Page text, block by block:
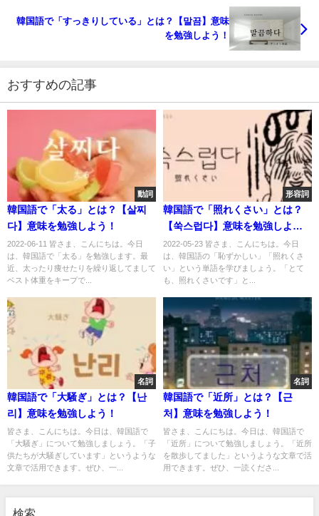
韓国語で「すっきりしている」とは？【말끔】意味
を勉強しよう！
おすすめの記事
動詞
韓国語で「太る」とは？【살찌
다】意味を勉強しよう！
2022-06-11 皆さま、こんにちは。今日
は、韓国語で「太る」を勉強します。最
近、太ったり痩せたりを繰り返してまして
ベスト体重をキープで...
形容詞
韓国語で「照れくさい」とは？
【쑥스럽다】意味を勉強しよ
う！
2022-05-23 皆さま、こんにちは。今日
は、韓国語の「恥ずかしい」「照れくさ
い」という単語を学びましょう。「とて
も、照れくさいです」と...
名詞
韓国語で「大騒ぎ」とは？【난
리】意味を勉強しよう！
皆さま、こんにちは。今日は、韓国語で
「大騒ぎ」について勉強しましょう。「子
供たちが大騒ぎしています」というような
文章で活用できます。ぜひ、一...
名詞
韓国語で「近所」とは？【근
처】意味を勉強しよう！
皆さま、こんにちは。今日は、韓国語で
「近所」について勉強しましょう。「近所
を散歩してました」というような文章で活
用できます。ぜひ、一読くださ...
検索